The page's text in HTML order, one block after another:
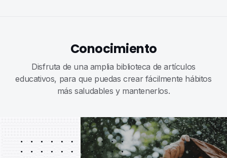
Conocimiento
Disfruta de una amplia biblioteca de artículos
educativos, para que puedas crear fácilmente hábitos
más saludables y mantenerlos.